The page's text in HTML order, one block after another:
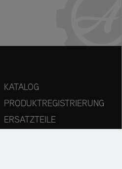
KATALOG
PRODUKTREGISTRIERUNG
ERSATZTEILE